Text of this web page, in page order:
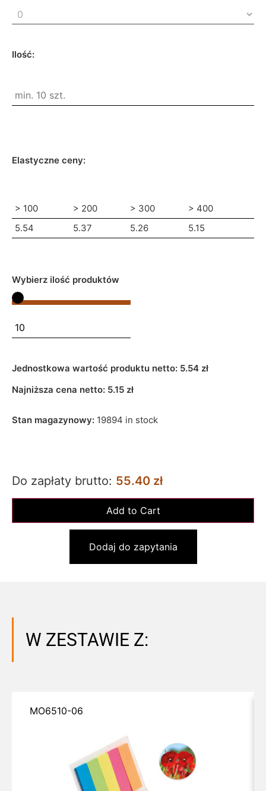
Ilość:
Elastyczne ceny:
> 100 > 200 > 300
> 400
5.54
5.37 5.26 5.15
Wybierz ilość produktów
Jednostkowa wartość produktu netto: 5.54 zł
Najniższa cena netto: 5.15 zł
Stan magazynowy: 19894 in stock
Do zapłaty brutto: 55.40 zł
Dodaj do zapytania
W ZESTAWIE Z:
MO6510-06